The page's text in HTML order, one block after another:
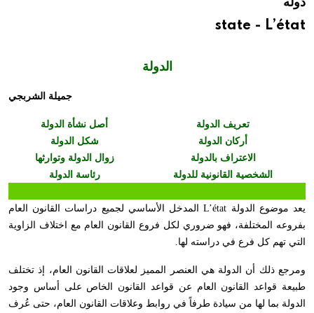
دوله
state - L’état
الدولة
جميلة الشربجي
تعريف الدولة
أصل نشأة الدولة
أركان الدولة
شكل الدولة
الاعتراف بالدولة
زوال الدولة وتوارثها
الشخصية القانونية للدولة
رئاسة الدولة
يعد موضوع الدولة L’étatالمدخل الأساسي لجميع دراسات القانون العام
بفروعه المختلفة، فهو ضروري لكل فروع القانون العام مع اختلاف الزاوية
التي تهم كل فرع في دراسته لها.
ومرجع ذلك أن الدولة هي العنصر المميز لعلاقات القانون العام، إذ تختلف
طبيعة قواعد القانون العام عن قواعد القانون الخاص على أساس وجود
الدولة بما لها من سيادة طرفاً في روابط وعلاقات القانون العام، حتى عُرف